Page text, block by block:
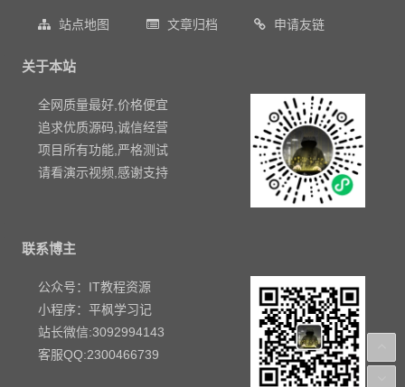
站点地图 文章归档 申请友链
关于本站
全网质量最好,价格便宜
追求优质源码,诚信经营
项目所有功能,严格测试
请看演示视频,感谢支持
联系博主
公众号：IT教程资源
小程序：平枫学习记
站长微信:3092994143
客服QQ:2300466739